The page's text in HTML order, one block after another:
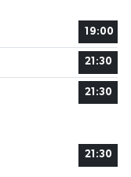
19:00
21:30
21:30
21:30